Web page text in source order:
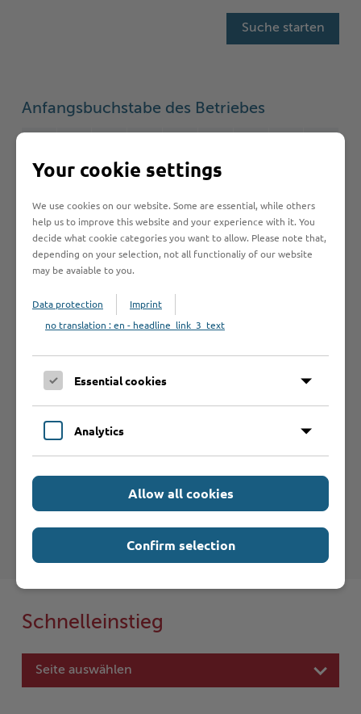
Anfangsbuchstabe des Betriebes
J K L M N O
Ö
Betrieb anmelden
Sie vermissen einen Eintrag in der Liste? Melden Sie
Betrieb anmelden
Haftungsauschluss
Hinweise zum Haftungsausschluß bei Links zu anderen
Internet-Seiten entnehmen Sie bitte den
Schnelleinstieg
Seite auswählen
Your cookie settings
We use cookies on our website. Some are essential, while others
help us to improve this website and your experience with it. You
decide what cookie categories you want to allow. Please note that,
depending on your selection, not all functionaliy of our website
may be avaiable to you.
Data protection
Imprint
no translation : en - headline_link_3_text
Essential cookies
Analytics
Allow all cookies
Confirm selection